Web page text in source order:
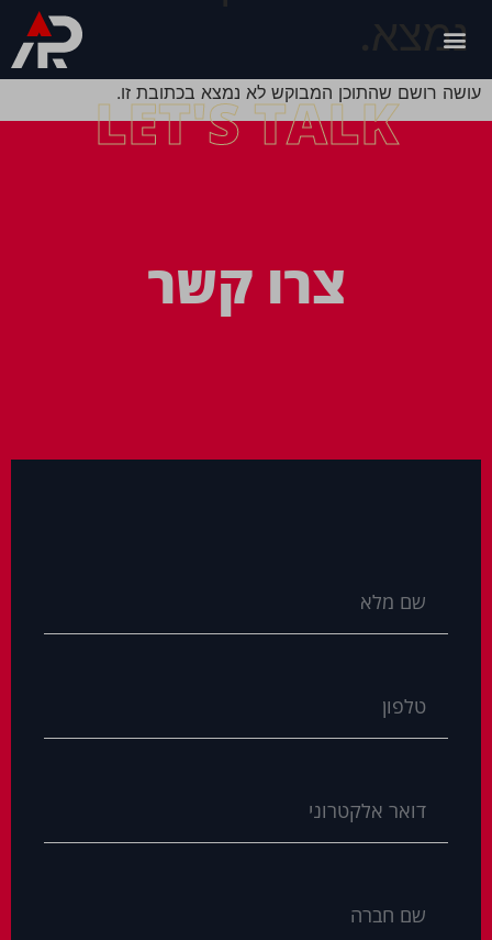
נמצא.
עושה רושם שהתוכן המבוקש לא נמצא בכתובת זו.
LET'S TALK
צרו קשר